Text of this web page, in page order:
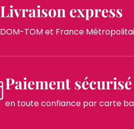
Livraison express
DOM-TOM et France
Paiement sécurisé
en toute confiance par carte